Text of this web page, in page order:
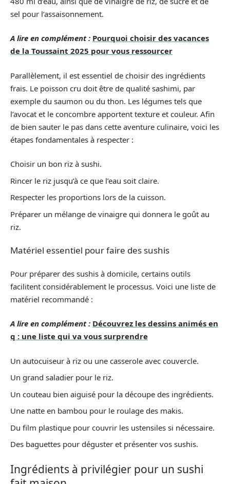
sel pour l’assaisonnement.
A lire en complément : Pourquoi choisir des vacances
de la Toussaint 2025 pour vous ressourcer
Parallèlement, il est essentiel de choisir des ingrédients
frais. Le poisson cru doit être de qualité sashimi, par
exemple du saumon ou du thon. Les légumes tels que
l’avocat et le concombre apportent texture et couleur. Afin
de bien sauter le pas dans cette aventure culinaire, voici les
étapes fondamentales à respecter :
Choisir un bon riz à sushi.
Rincer le riz jusqu’à ce que l’eau soit claire.
Respecter les proportions lors de la cuisson.
Préparer un mélange de vinaigre qui donnera le goût au
riz.
Matériel essentiel pour faire des sushis
Pour préparer des sushis à domicile, certains outils
facilitent considérablement le processus. Voici une liste de
matériel recommandé :
A lire en complément : Découvrez les dessins animés en
q : une liste qui va vous surprendre
Un autocuiseur à riz ou une casserole avec couvercle.
Un grand saladier pour le riz.
Un couteau bien aiguisé pour la découpe des ingrédients.
Une natte en bambou pour le roulage des makis.
Du film plastique pour couvrir les ustensiles si nécessaire.
Des baguettes pour déguster et présenter vos sushis.
Ingrédients à privilégier pour un sushi